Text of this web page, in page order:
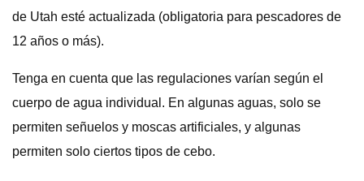
de Utah esté actualizada (obligatoria para pescadores de
12 años o más).
Tenga en cuenta que las regulaciones varían según el
cuerpo de agua individual. En algunas aguas, solo se
permiten señuelos y moscas artificiales, y algunas
permiten solo ciertos tipos de cebo.